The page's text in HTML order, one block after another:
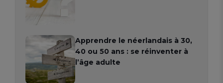
Apprendre le néerlandais à 30,
40 ou 50 ans : se réinventer à
l’âge adulte